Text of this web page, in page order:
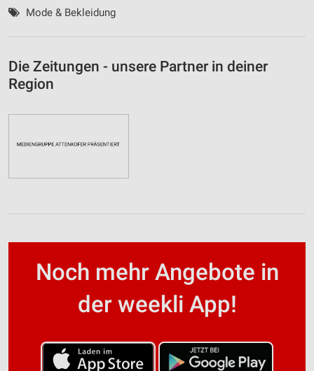
Mode & Bekleidung
Die Zeitungen - unsere Partner in deiner
Region
Noch mehr Angebote in
der weekli App!